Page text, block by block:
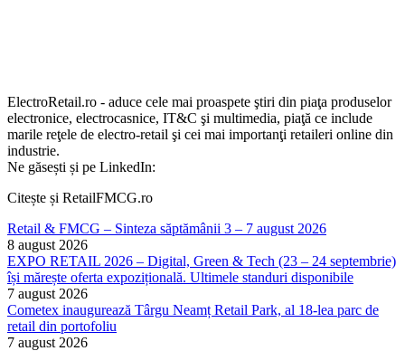
ElectroRetail.ro - aduce cele mai proaspete ştiri din piaţa produselor
electronice, electrocasnice, IT&C şi multimedia, piaţă ce include
marile reţele de electro-retail şi cei mai importanţi retaileri online din
industrie.
Ne găsești și pe LinkedIn:
Citește și RetailFMCG.ro
Retail & FMCG – Sinteza săptămânii 3 – 7 august 2026
8 august 2026
EXPO RETAIL 2026 – Digital, Green & Tech (23 – 24 septembrie)
își mărește oferta expozițională. Ultimele standuri disponibile
7 august 2026
Cometex inaugurează Târgu Neamț Retail Park, al 18-lea parc de
retail din portofoliu
7 august 2026